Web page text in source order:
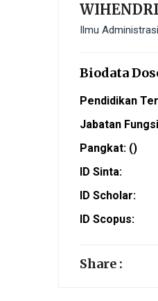
WIHENDRI
Ilmu
Biodata
Pendidikan
Jabatan
Pangkat: ()
ID Sinta:
ID Scholar:
ID Scopus:
Share :